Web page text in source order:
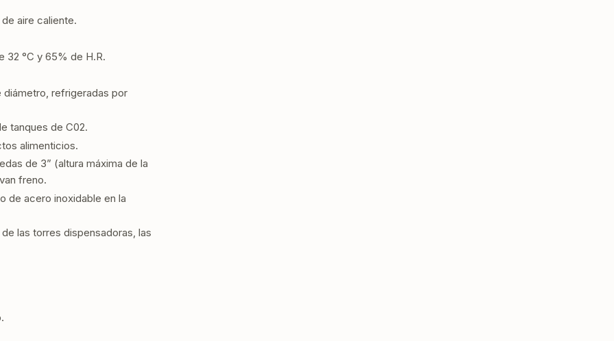
aire caliente.
32 °C y 65% de H.R.
diámetro, refrigeradas por
tanques de C02.
alimenticios.
de 3” (altura máxima de la
freno.
de acero inoxidable en la
las torres dispensadoras, las